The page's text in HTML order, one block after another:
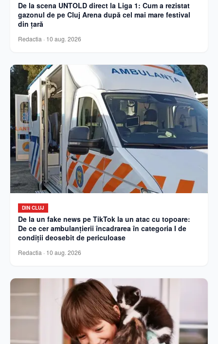
De la scena UNTOLD direct la Liga 1: Cum a rezistat
gazonul de pe Cluj Arena după cel mai mare festival
din țară
Redactia · 10 aug. 2026
DIN CLUJ
De la un fake news pe TikTok la un atac cu topoare:
De ce cer ambulanțierii încadrarea în categoria I de
condiții deosebit de periculoase
Redactia · 10 aug. 2026